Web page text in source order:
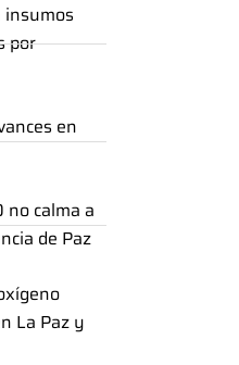
por
en
no calma a
de Paz
La Paz y